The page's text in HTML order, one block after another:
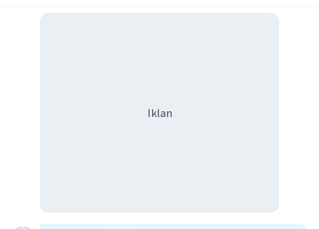
Iklan